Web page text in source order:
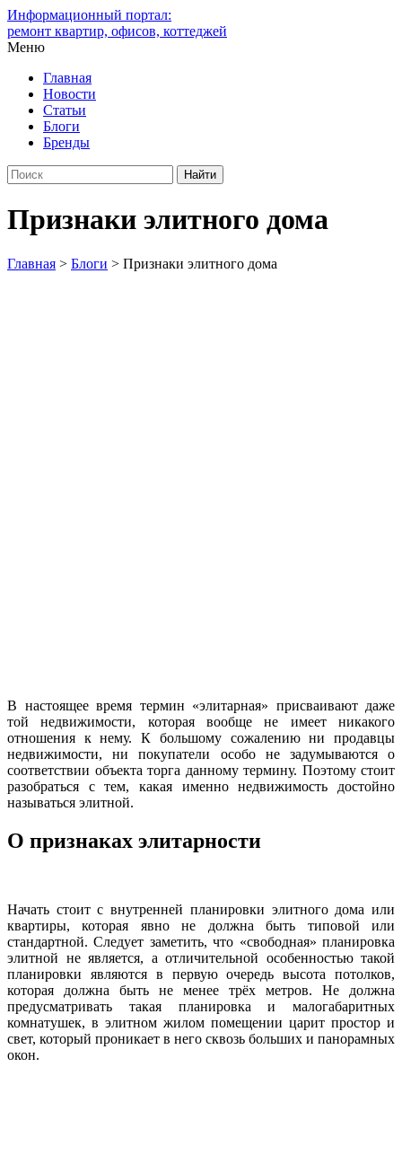
Информационный портал:
ремонт квартир, офисов, коттеджей
Меню
Главная
Новости
Статьи
Блоги
Бренды
Признаки элитного дома
Главная > Блоги > Признаки элитного дома
В настоящее время термин «элитарная» присваивают даже
той недвижимости, которая вообще не имеет никакого
отношения к нему. К большому сожалению ни продавцы
недвижимости, ни покупатели особо не задумываются о
соответствии объекта торга данному термину. Поэтому стоит
разобраться с тем, какая именно недвижимость достойно
называться элитной.
О признаках элитарности
Начать стоит с внутренней планировки элитного дома или
квартиры, которая явно не должна быть типовой или
стандартной. Следует заметить, что «свободная» планировка
элитной не является, а отличительной особенностью такой
планировки являются в первую очередь высота потолков,
которая должна быть не менее трёх метров. Не должна
предусматривать такая планировка и малогабаритных
комнатушек, в элитном жилом помещении царит простор и
свет, который проникает в него сквозь больших и панорамных
окон.